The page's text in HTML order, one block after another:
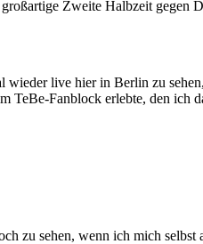
Zweite Halbzeit gegen
live hier in Berlin zu
TeBe-Fanblock erlebte, den ich
zu sehen, wenn ich mich